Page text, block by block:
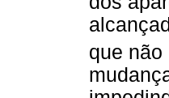
que não